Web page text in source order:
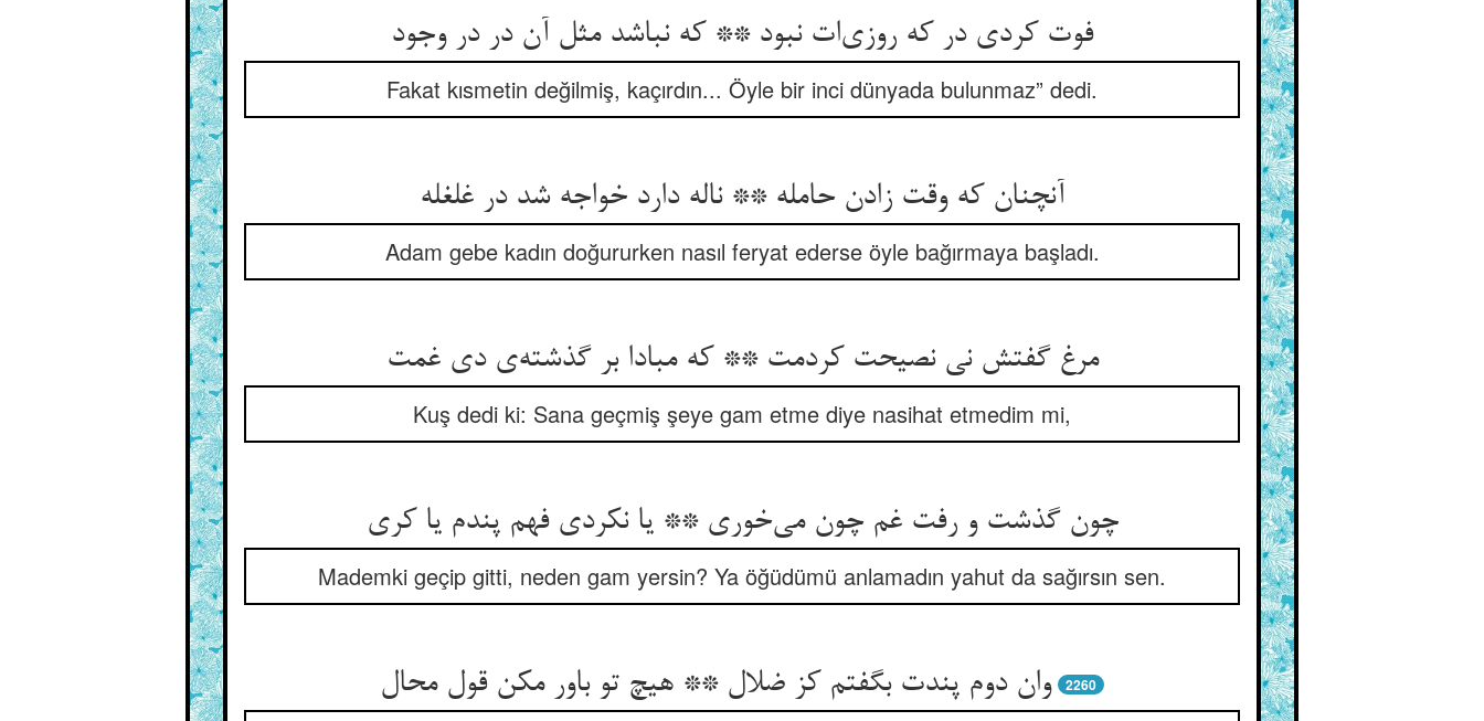
فوت کردی در که روزی‌ات نبود ** که نباشد مثل آن در در وجود
Fakat kısmetin değilmiş, kaçırdın... Öyle bir inci dünyada bulunmaz” dedi.
آنچنان که وقت زادن حامله ** ناله دارد خواجه شد در غلغله
Adam gebe kadın doğururken nasıl feryat ederse öyle bağırmaya başladı.
مرغ گفتش نی نصیحت کردمت ** که مبادا بر گذشته‌ی دی غمت
Kuş dedi ki: Sana geçmiş şeye gam etme diye nasihat etmedim mi,
چون گذشت و رفت غم چون می‌خوری ** یا نکردی فهم پندم یا کری
Mademki geçip gitti, neden gam yersin? Ya öğüdümü anlamadın yahut da sağırsın sen.
وان دوم پندت بگفتم کز ضلال ** هیچ تو باور مکن قول محال 2260